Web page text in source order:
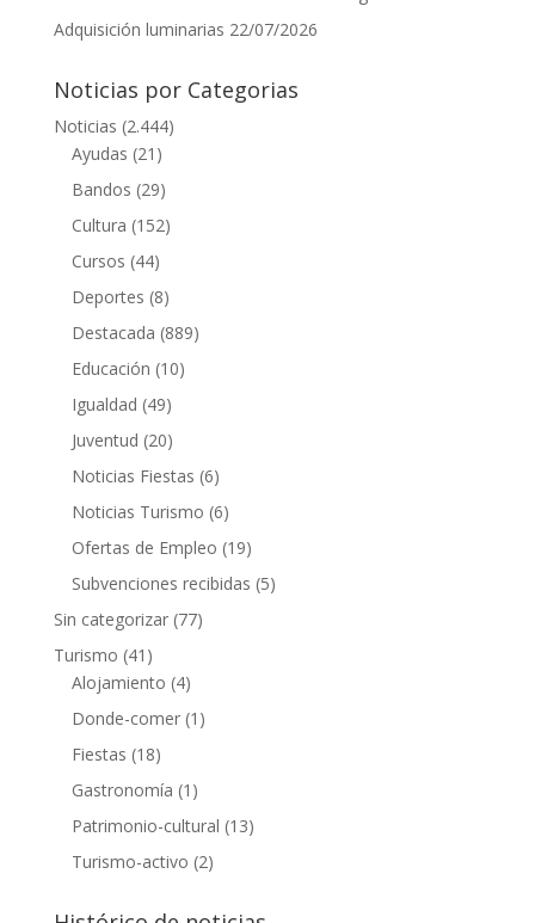
Adquisición luminarias 22/07/2026
Noticias por Categorias
Noticias (2.444)
Ayudas (21)
Bandos (29)
Cultura (152)
Cursos (44)
Deportes (8)
Destacada (889)
Educación (10)
Igualdad (49)
Juventud (20)
Noticias Fiestas (6)
Noticias Turismo (6)
Ofertas de Empleo (19)
Subvenciones recibidas (5)
Sin categorizar(77)
Turismo (41)
Alojamiento (4)
Donde-comer(1)
Fiestas (18)
Gastronomía (1)
Patrimonio-cultural (13)
Turismo-activo (2)